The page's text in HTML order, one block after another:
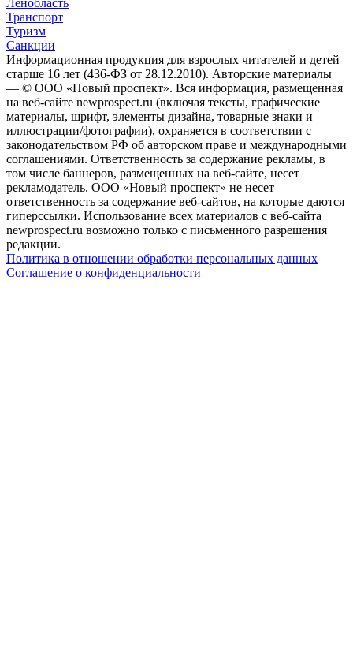
Ленобласть
Транспорт
Туризм
Санкции
Информационная продукция для взрослых читателей и детей
старше 16 лет (436-ФЗ от 28.12.2010). Авторские материалы
— © ООО «Новый проспект». Вся информация, размещенная
на веб-сайте newprospect.ru (включая тексты, графические
материалы, шрифт, элементы дизайна, товарные знаки и
иллюстрации/фотографии), охраняется в соответствии с
законодательством РФ об авторском праве и международными
соглашениями. Ответственность за содержание рекламы, в
том числе баннеров, размещенных на веб-сайте, несет
рекламодатель. ООО «Новый проспект» не несет
ответственность за содержание веб-сайтов, на которые даются
гиперссылки. Использование всех материалов с веб-сайта
newprospect.ru возможно только с письменного разрешения
редакции.
Политика в отношении обработки персональных данных
Соглашение о конфиденциальности